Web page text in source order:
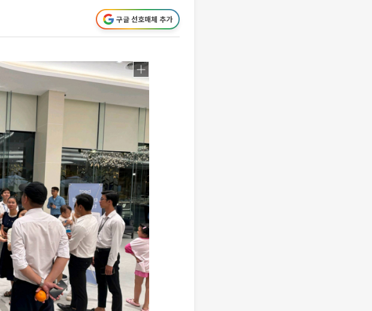
구글 선호매체 추가